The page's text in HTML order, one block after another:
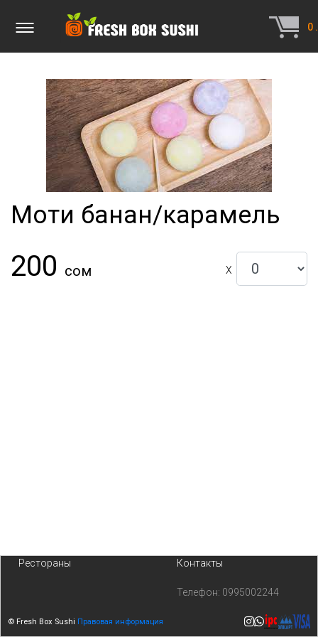
0 .
Моти банан/карамель
200 сом X
Рестораны Контакты
Телефон: 0995002244
© Fresh Box Sushi Правовая информация